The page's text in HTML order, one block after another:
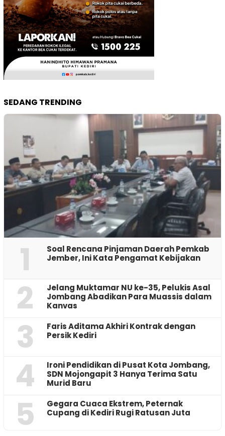
SEDANG TRENDING
1
‎Soal Rencana Pinjaman Daerah Pemkab
Jember, Ini Kata Pengamat Kebijakan ‎
2
Jelang Muktamar NU ke-35, Pelukis Asal
Jombang Abadikan Para Muassis dalam
Kanvas
3
Faris Aditama Akhiri Kontrak dengan
Persik Kediri
4
Ironi Pendidikan di Pusat Kota Jombang,
SDN Mojongapit 3 Hanya Terima Satu
Murid Baru
5
‎Gegara Cuaca Ekstrem, Peternak
Cupang di Kediri Rugi Ratusan Juta